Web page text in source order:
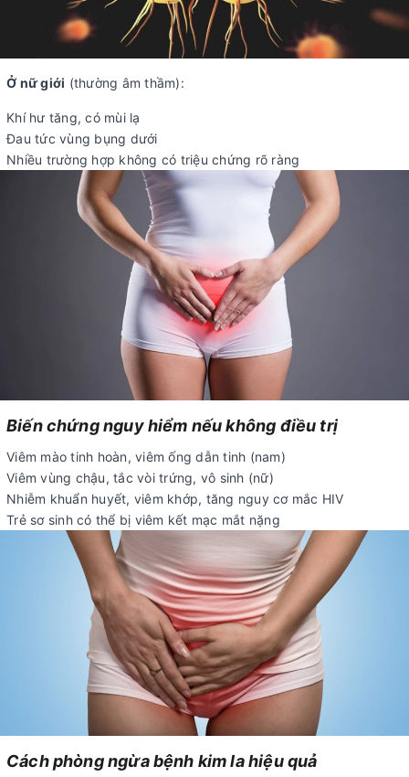
Ở nữ giới (thường âm thầm):
Khí hư tăng, có mùi lạ
Đau tức vùng bụng dưới
Nhiều trường hợp không có triệu chứng rõ ràng
Biến chứng nguy hiểm nếu không điều trị
Viêm mào tinh hoàn, viêm ống dẫn tinh (nam)
Viêm vùng chậu, tắc vòi trứng, vô sinh (nữ)
Nhiễm khuẩn huyết, viêm khớp, tăng nguy cơ mắc HIV
Trẻ sơ sinh có thể bị viêm kết mạc mắt nặng
Cách phòng ngừa bệnh kim la hiệu quả